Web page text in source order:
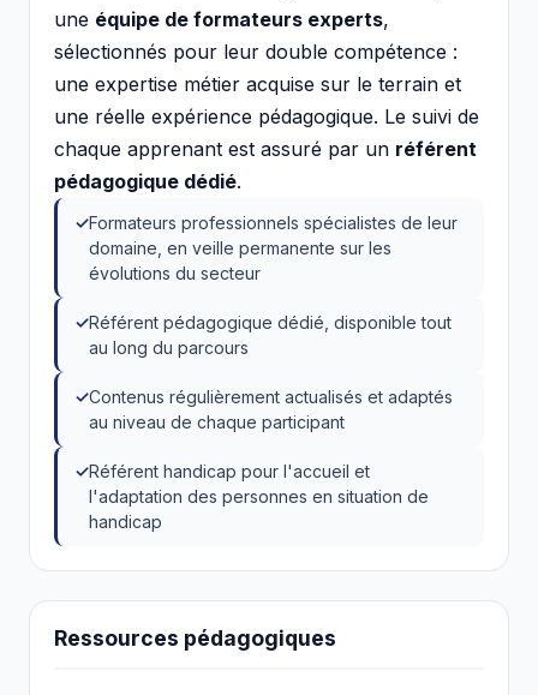
une équipe de formateurs experts,
sélectionnés pour leur double compétence :
une expertise métier acquise sur le terrain et
une réelle expérience pédagogique. Le suivi de
chaque apprenant est assuré par un référent
pédagogique dédié.
Formateurs professionnels spécialistes de leur
domaine, en veille permanente sur les
évolutions du secteur
Référent pédagogique dédié, disponible tout
au long du parcours
Contenus régulièrement actualisés et adaptés
au niveau de chaque participant
Référent handicap pour l'accueil et
l'adaptation des personnes en situation de
handicap
Ressources pédagogiques